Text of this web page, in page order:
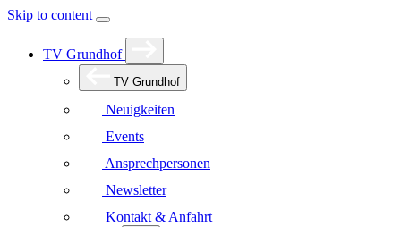
Skip to content
TV Grundhof
TV Grundhof
Neuigkeiten
Events
Ansprechpersonen
Newsletter
Kontakt & Anfahrt